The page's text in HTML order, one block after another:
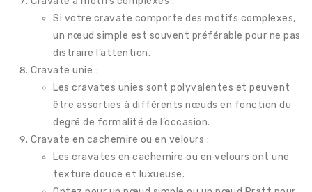
Si votre cravate comporte des motifs complexes,
un nœud simple est souvent préférable pour ne pas
distraire l’attention.
Cravate unie :
Les cravates unies sont polyvalentes et peuvent
être assorties à différents nœuds en fonction du
degré de formalité de l’occasion.
Cravate en cachemire ou en velours :
Les cravates en cachemire ou en velours ont une
texture douce et luxueuse.